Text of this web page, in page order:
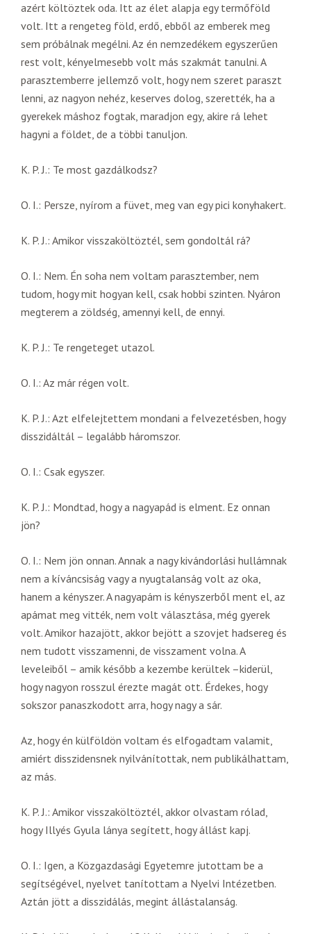
azért költöztek oda. Itt az élet alapja egy termőföld
volt. Itt a rengeteg föld, erdő, ebből az emberek meg
sem próbálnak megélni. Az én nemzedékem egyszerűen
rest volt, kényelmesebb volt más szakmát tanulni. A
parasztemberre jellemző volt, hogy nem szeret paraszt
lenni, az nagyon nehéz, keserves dolog, szerették, ha a
gyerekek máshoz fogtak, maradjon egy, akire rá lehet
hagyni a földet, de a többi tanuljon.
K. P. J.: Te most gazdálkodsz?
O. I.: Persze, nyírom a füvet, meg van egy pici konyhakert.
K. P. J.: Amikor visszaköltöztél, sem gondoltál rá?
O. I.: Nem. Én soha nem voltam parasztember, nem
tudom, hogy mit hogyan kell, csak hobbi szinten. Nyáron
megterem a zöldség, amennyi kell, de ennyi.
K. P. J.: Te rengeteget utazol.
O. I.: Az már régen volt.
K. P. J.: Azt elfelejtettem mondani a felvezetésben, hogy
disszidáltál – legalább háromszor.
O. I.: Csak egyszer.
K. P. J.: Mondtad, hogy a nagyapád is elment. Ez onnan
jön?
O. I.: Nem jön onnan. Annak a nagy kivándorlási hullámnak
nem a kíváncsiság vagy a nyugtalanság volt az oka,
hanem a kényszer. A nagyapám is kényszerből ment el, az
apámat meg vitték, nem volt választása, még gyerek
volt. Amikor hazajött, akkor bejött a szovjet hadsereg és
nem tudott visszamenni, de visszament volna. A
leveleiből – amik később a kezembe kerültek –kiderül,
hogy nagyon rosszul érezte magát ott. Érdekes, hogy
sokszor panaszkodott arra, hogy nagy a sár.
Az, hogy én külföldön voltam és elfogadtam valamit,
amiért disszidensnek nyilvánítottak, nem publikálhattam,
az más.
K. P. J.: Amikor visszaköltöztél, akkor olvastam rólad,
hogy Illyés Gyula lánya segített, hogy állást kapj.
O. I.: Igen, a Közgazdasági Egyetemre jutottam be a
segítségével, nyelvet tanítottam a Nyelvi Intézetben.
Aztán jött a disszidálás, megint állástalanság.